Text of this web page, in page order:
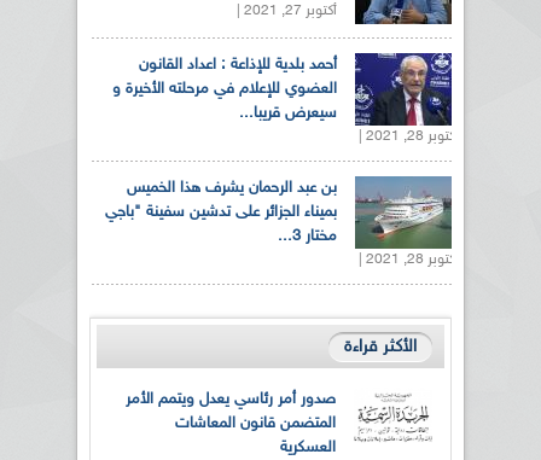
أكتوبر 27, 2021 |
أحمد بلدية للإذاعة : اعداد القانون
العضوي للإعلام في مرحلته الأخيرة و
سيعرض قريبا...
أكتوبر 28, 2021 |
بن عبد الرحمان يشرف هذا الخميس
بميناء الجزائر على تدشين سفينة "باجي
مختار 3...
أكتوبر 28, 2021 |
الأكثر قراءة
صدور أمر رئاسي يعدل ويتمم الأمر
المتضمن قانون المعاشات
العسكرية